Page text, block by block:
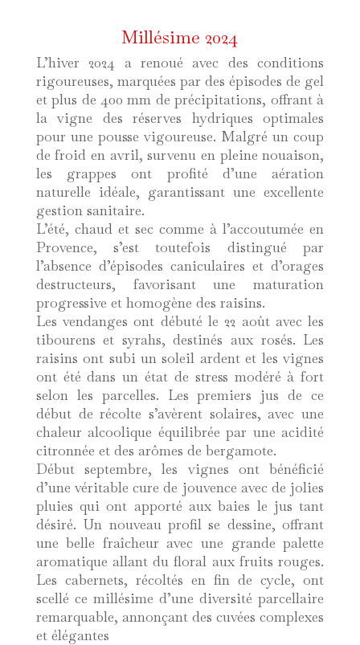
Millésime 2024
L’hiver 2024 a renoué avec des conditions
rigoureuses, marquées par des épisodes de gel
et plus de 400 mm de précipitations, offrant à
la vigne des réserves hydriques optimales
pour une pousse vigoureuse. Malgré un coup
de froid en avril, survenu en pleine nouaison,
les grappes ont profité d’une aération
naturelle idéale, garantissant une excellente
gestion sanitaire.
L’été, chaud et sec comme à l’accoutumée en
Provence, s’est toutefois distingué par
l’absence d’épisodes caniculaires et d’orages
destructeurs, favorisant une maturation
progressive et homogène des raisins.
Les vendanges ont débuté le 22 août avec les
tibourens et syrahs, destinés aux rosés. Les
raisins ont subi un soleil ardent et les vignes
ont été dans un état de stress modéré à fort
selon les parcelles. Les premiers jus de ce
début de récolte s’avèrent solaires, avec une
chaleur alcoolique équilibrée par une acidité
citronnée et des arômes de bergamote.
Début septembre, les vignes ont bénéficié
d’une véritable cure de jouvence avec de jolies
pluies qui ont apporté aux baies le jus tant
désiré. Un nouveau profil se dessine, offrant
une belle fraîcheur avec une grande palette
aromatique allant du floral aux fruits rouges.
Les cabernets, récoltés en fin de cycle, ont
scellé ce millésime d’une diversité parcellaire
remarquable, annonçant des cuvées complexes
et élégantes